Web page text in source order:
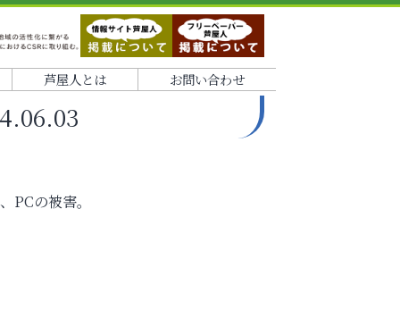
芦屋人とは お問い合わせ
PCの被害。